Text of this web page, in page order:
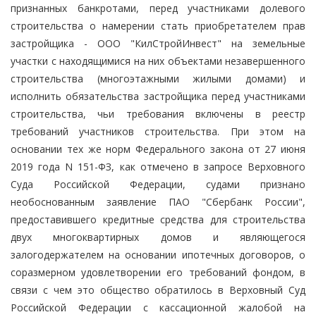
признанных банкротами, перед участниками долевого
строительства о намерении стать приобретателем прав
застройщика - ООО "КилСтройИнвест" на земельные
участки с находящимися на них объектами незавершенного
строительства (многоэтажными жилыми домами) и
исполнить обязательства застройщика перед участниками
строительства, чьи требования включены в реестр
требований участников строительства. При этом на
основании тех же норм Федерального закона от 27 июня
2019 года N 151-ФЗ, как отмечено в запросе Верховного
Суда Российской Федерации, судами признано
необоснованным заявление ПАО "Сбербанк России",
предоставившего кредитные средства для строительства
двух многоквартирных домов и являющегося
залогодержателем на основании ипотечных договоров, о
соразмерном удовлетворении его требований фондом, в
связи с чем это общество обратилось в Верховный Суд
Российской Федерации с кассационной жалобой на